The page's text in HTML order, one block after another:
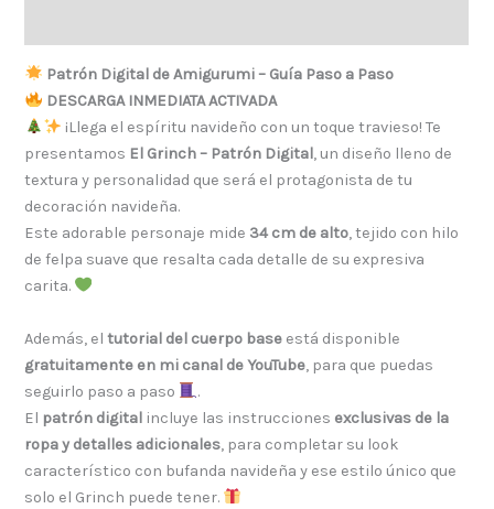
Patrón Digital de Amigurumi – Guía Paso a Paso
DESCARGA INMEDIATA ACTIVADA
¡Llega el espíritu navideño con un toque travieso! Te
presentamos El Grinch – Patrón Digital, un diseño lleno de
textura y personalidad que será el protagonista de tu
decoración navideña.
Este adorable personaje mide 34 cm de alto, tejido con hilo
de felpa suave que resalta cada detalle de su expresiva
carita.
Además, eltutorial del cuerpo base está disponible
gratuitamente en mi canal de YouTube, para que puedas
seguirlo paso a paso
.
El patrón digital incluye las instrucciones exclusivas de la
ropa y detalles adicionales, para completar su look
característico con bufanda navideña y ese estilo único que
solo el Grinch puede tener.